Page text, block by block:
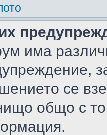
има
се
общо с